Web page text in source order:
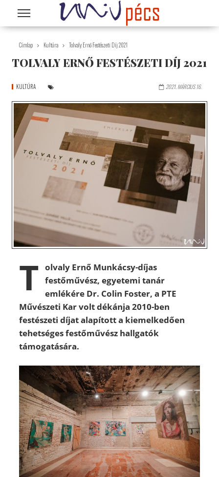
Ugrás a tartalomra
Címlap Kultúra Tolvaly Ernő Festészeti Díj 2021
TOLVALY ERNŐ FESTÉSZETI DÍJ 2021
KULTÚRA 2021. MÁRCIUS 16.
T olvaly Ernő Munkácsy-díjas
festőművész, egyetemi tanár
emlékére Dr. Colin Foster, a PTE
Művészeti Kar volt dékánja 2010-ben
festészeti díjat alapított a kiemelkedően
tehetséges festőművész hallgatók
támogatására.